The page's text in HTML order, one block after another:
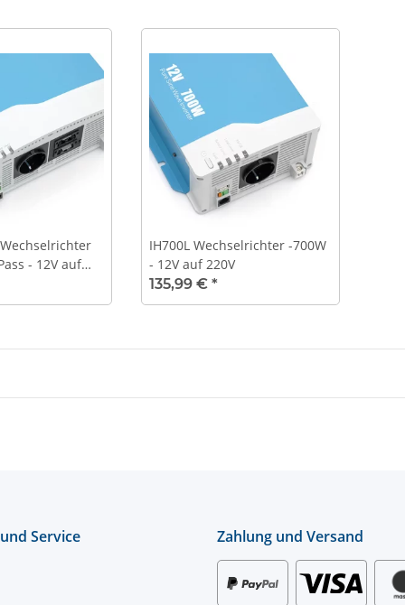
Wechselrichter
- 12V auf
IH700L Wechselrichter -700W
- 12V auf 220V
135,99 € *
Service Zahlung und Versand